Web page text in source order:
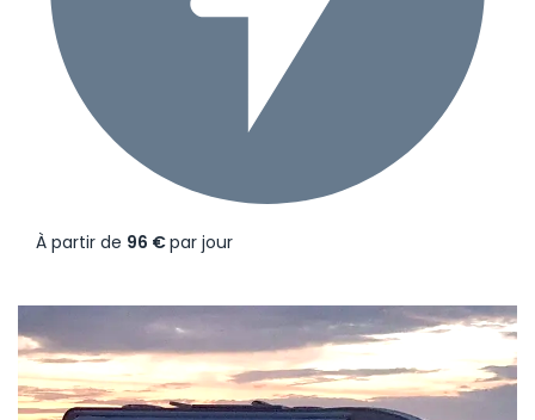
À partir de 96 €par jour